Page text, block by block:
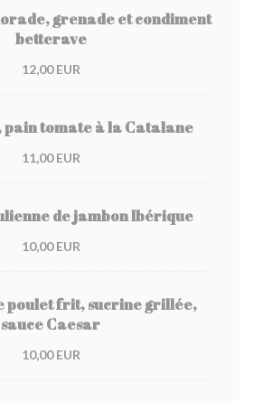
grenade et condiment
betterave
12,00 EUR
pain tomate à la Catalane
11,00 EUR
de jambon Ibérique
10,00 EUR
poulet frit, sucrine grillée,
sauce Caesar
10,00 EUR